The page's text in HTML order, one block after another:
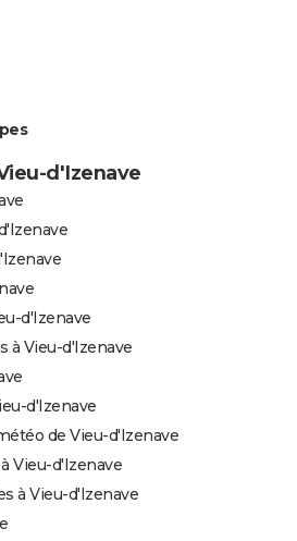
d'Izenave
d'Izenave
à Vieu-d'Izenave
d'Izenave
de Vieu-d'Izenave
Vieu-d'Izenave
à Vieu-d'Izenave